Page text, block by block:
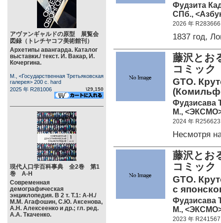
アヴァンギャルドの原型 展覧会
図録（トレチヤコフ美術館刊）
Архетипы авангарда. Каталог
выставки./ текст. И. Вакар, И.
Кочергина.
М., <Государственная Третьяковская
галерея> 200 c. hard
2025 年 R281006
\29,150
現代人口学百科事典 全2巻 第1
巻 А-Н
Современная
демографическая
энциклопедия. В 2 т. Т.1: А-Н./
М.М. Агафошин, С.Ю. Аксенова,
А.Н. Алексеенко и др.; гл. ред.
А.А. Ткаченко.
Фудзита
СПб.,
2026 年 R283666
1837 год,
藤沢と
コミッ
GTO.
Фудзисава
М.,
2024 年 R256623
Несмотря
藤沢と
コミッ
GTO.
с
Фудзисава
М.,
2023 年 R241567